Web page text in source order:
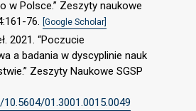
w Polsce.” Zeszyty naukowe
76. [Google Scholar]
2021. “Poczucie
a badania w dyscyplinie nauk
Zeszyty Naukowe SGSP
01.3001.0015.0049